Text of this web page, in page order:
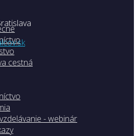
cestná
- webinár